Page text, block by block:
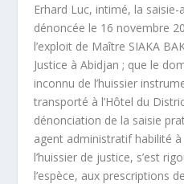
Erhard Luc, intimé, la
dénoncée le 16 novembre
l’exploit de Maître SIAKA
Justice à Abidjan ; que le
inconnu de l’huissier
transporté à l’Hôtel du
dénonciation de la saisie
agent administratif habilité
l’huissier de justice, s’est
l’espèce, aux prescriptions